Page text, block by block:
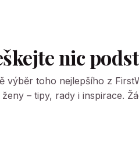
nic
výběr toho nejlepšího z
– tipy, rady i inspirace.